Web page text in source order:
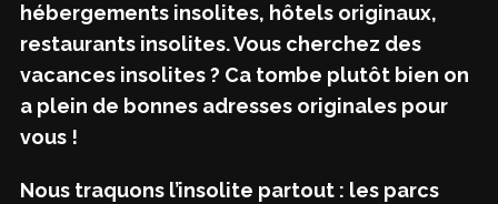
hébergements insolites, hôtels originaux,
restaurants insolites. Vous cherchez des
vacances insolites ? Ca tombe plutôt bien on
a plein de bonnes adresses originales pour
vous !
Nous traquons l’insolite partout : les parcs